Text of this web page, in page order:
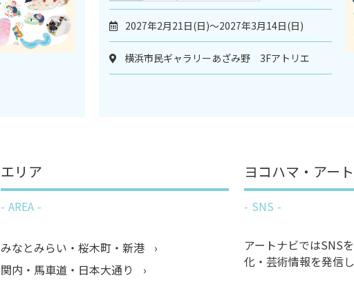
2027年2月21日(日)～2027年3月14日(日)
横浜市民ギャラリーあざみ野 3Fアトリエ
エリア
AREA
みなとみらい・桜木町・新港
関内・馬車道・日本大通り
ヨコハマ・アー
SNS
アートナビではSNS
化・芸術情報を発信